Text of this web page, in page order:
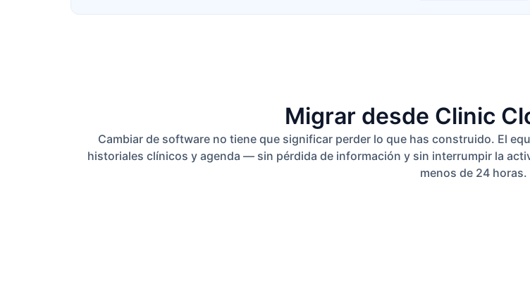
Migrar desde Clinic
Cambiar de software no tiene que significar perder lo que has construido. El
historiales clínicos y agenda — sin pérdida de información y sin interrumpir la
menos de 24 horas.